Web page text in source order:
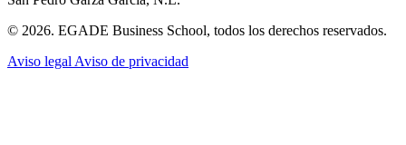
© 2026. EGADE Business School, todos los derechos reservados.
Aviso legal Aviso de privacidad